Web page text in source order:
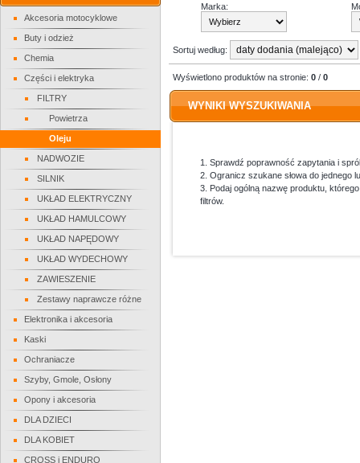
Akcesoria motocyklowe
Buty i odzież
Chemia
Części i elektryka
FILTRY
Powietrza
Oleju
NADWOZIE
SILNIK
UKŁAD ELEKTRYCZNY
UKŁAD HAMULCOWY
UKŁAD NAPĘDOWY
UKŁAD WYDECHOWY
ZAWIESZENIE
Zestawy naprawcze różne
Elektronika i akcesoria
Kaski
Ochraniacze
Szyby, Gmole, Osłony
Opony i akcesoria
DLA DZIECI
DLA KOBIET
CROSS i ENDURO
Marka:
Sortuj według:
Wyświetlono produktów na stronie: 0 / 0
WYNIKI WYSZUKIWANIA
1. Sprawdź poprawność zapytania i
2. Ogranicz szukane słowa do jednego
3. Podaj ogólną nazwę produktu,
filtrów.